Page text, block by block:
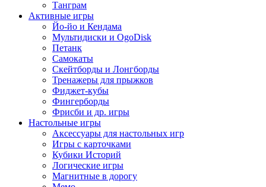
Танграм
Активные игры
Йо-йо и Кендама
Мультидиски и OgoDisk
Петанк
Самокаты
Скейтборды и Лонгборды
Тренажеры для прыжков
Фиджет-кубы
Фингерборды
Фрисби и др. игры
Настольные игры
Аксессуары для настольных игр
Игры с карточками
Кубики Историй
Логические игры
Магнитные в дорогу